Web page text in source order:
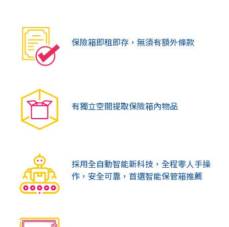
保險箱即租即存，無須有額外條款
有獨立空間提取保險箱內物品
採用全自動智能新科技，全程零人手操
作，安全可靠，首選智能保管箱推薦